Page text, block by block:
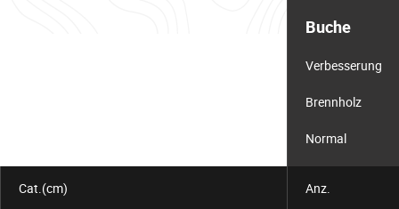
Buche
Verbesserung
Brennholz
Normal
Cat.(cm) Anz.